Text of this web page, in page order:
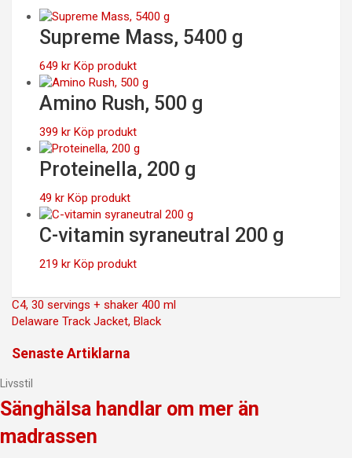
Supreme Mass, 5400 g
649 kr Köp produkt
Amino Rush, 500 g
399 kr Köp produkt
Proteinella, 200 g
49 kr Köp produkt
C-vitamin syraneutral 200 g
219 kr Köp produkt
Inläggsnavigering
C4, 30 servings + shaker 400 ml
Delaware Track Jacket, Black
Senaste Artiklarna
Livsstil
Sänghälsa handlar om mer än
madrassen